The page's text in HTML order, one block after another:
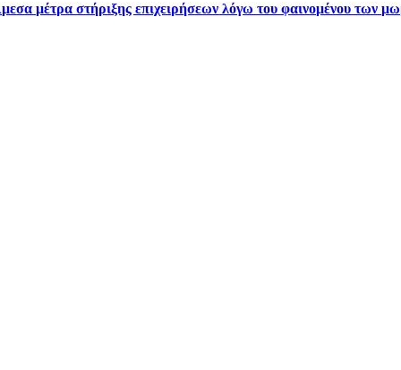
μέτρα στήριξης επιχειρήσεων λόγω του φαινομένου των